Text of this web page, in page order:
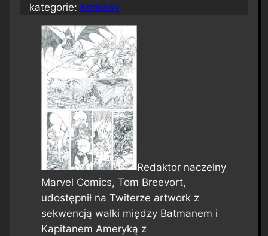
kategorie: Komiksy
Redaktor naczelny
Marvel Comics, Tom Breevort,
udostępnił na Twiterze artwork z
sekwencją walki między Batmanem i
Kapitanem Ameryką z